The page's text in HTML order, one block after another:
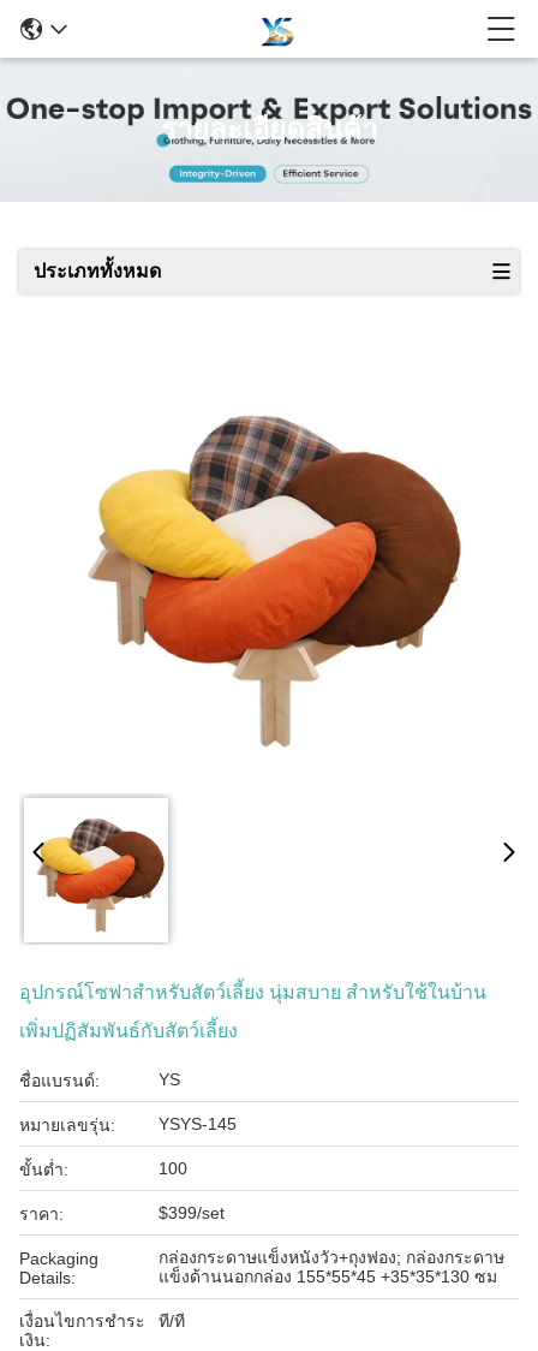
รายละเอียดสินค้า
ประเภททั้งหมด
อุปกรณ์โซฟาสำหรับสัตว์เลี้ยง นุ่มสบาย สำหรับใช้ในบ้าน
เพิ่มปฏิสัมพันธ์กับสัตว์เลี้ยง
ชื่อแบรนด์: YS
หมายเลขรุ่น: YSYS-145
ขั้นต่ำ: 100
ราคา: $399/set
Packaging
Details:
กล่องกระดาษแข็งหนังวัว+ถุงฟอง; กล่องกระดาษ
แข็งด้านนอกกล่อง 155*55*45 +35*35*130 ซม
เงื่อนไขการชำระ
เงิน:
ที/ที